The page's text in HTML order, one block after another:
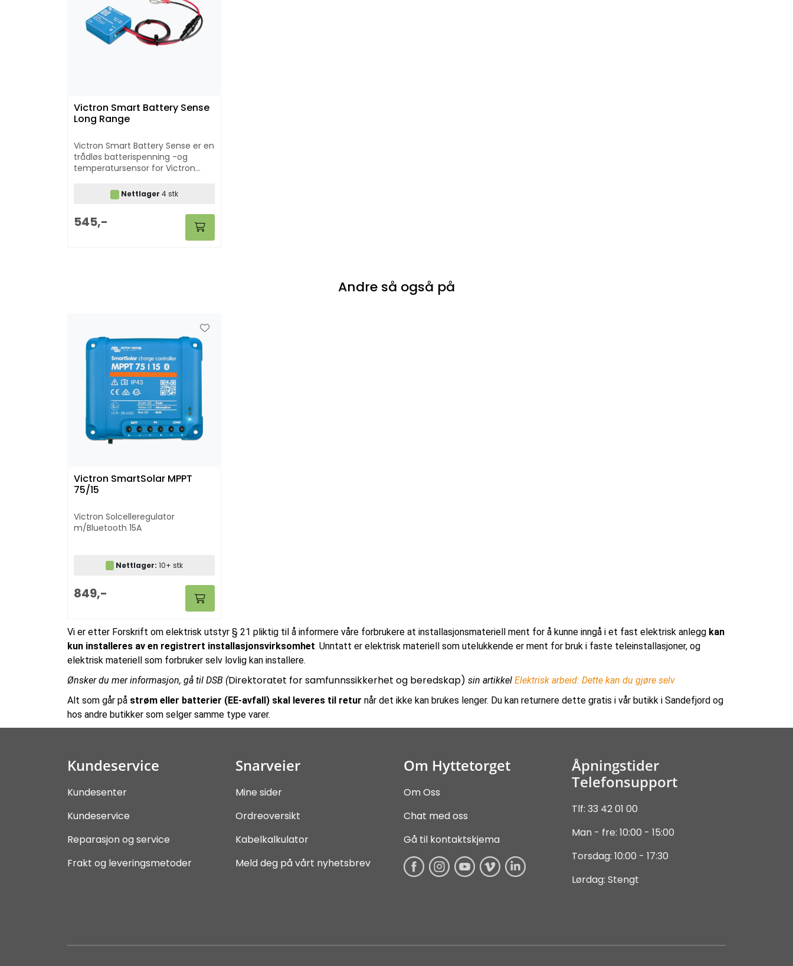
Andre så også på
Victron SmartSolar MPPT
75/15
Victron Solcelleregulator
m/Bluetooth 15A
Nettlager: 10+ stk
849,-
Victron Smart Battery Sense
Long Range
Victron Smart Battery Sense er en
trådløs batterispenning -og
temperatursensor for Victron
Nettlager 4 stk
545,-
Vi er etter Forskrift om elektrisk utstyr § 21 pliktig til å informere våre forbrukere at installasjonsmateriell ment for å kunne inngå i et fast elektrisk anlegg kan
kun installeres av en registrert installasjonsvirksomhet. Unntatt er elektrisk materiell som utelukkende er ment for bruk i faste teleinstallasjoner, og
elektrisk materiell som forbruker selv lovlig kan installere.
Ønsker du mer informasjon, gå til DSB (Direktoratet for samfunnssikkerhet og beredskap) sin artikkel Elektrisk arbeid: Dette kan du gjøre selv
Alt som går på strøm eller batterier (EE-avfall) skal leveres til retur når det ikke kan brukes lenger. Du kan returnere dette gratis i vår butikk i Sandefjord og
hos andre butikker som selger samme type varer.
Kundeservice
Kundesenter
Kundeservice
Reparasjon og service
Frakt og leveringsmetoder
Snarveier
Mine sider
Ordreoversikt
Kabelkalkulator
Meld deg på vårt nyhetsbrev
Om Hyttetorget
Om Oss
Chat med oss
Gå til kontaktskjema
Åpningstider
Telefonsupport
Tlf: 33 42 01 00
Man - fre: 10:00 - 15:00
Torsdag: 10:00 - 17:30
Lørdag: Stengt